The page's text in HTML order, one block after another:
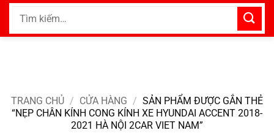
Bỏ
nội
Tìm
TRANG CHỦ / CỬA HÀNG / SẢN PHẨM ĐƯỢC GẮN THẺ
“NẸP CHÂN KÍNH CONG KÍNH XE HYUNDAI ACCENT 2018-
2021 HÀ NỘI 2CAR VIET NAM”